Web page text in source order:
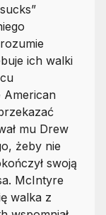
ich walki
American
mu Drew
żeby nie
swoją
McIntyre
walka z